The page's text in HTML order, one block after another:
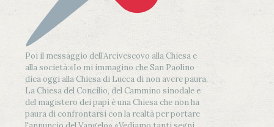
Poi il messaggio dell’Arcivescovo alla Chiesa e
alla società:«Io mi immagino che San Paolino
dica oggi alla Chiesa di Lucca di non avere paura.
La Chiesa del Concilio, del Cammino sinodale e
del magistero dei papi è una Chiesa che non ha
paura di confrontarsi con la realtà per portare